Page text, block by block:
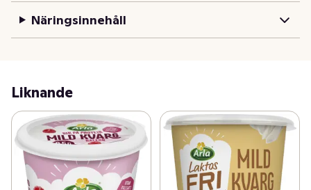
tillsammans med nötter, frukt och färska bär.
Näringsinnehåll
Liknande